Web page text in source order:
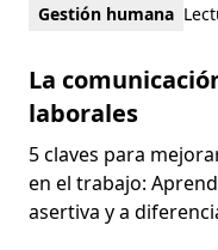
Gestión humana
La
laborales
5 claves para
en el trabajo:
asertiva y a